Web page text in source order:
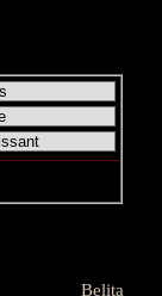
Belita